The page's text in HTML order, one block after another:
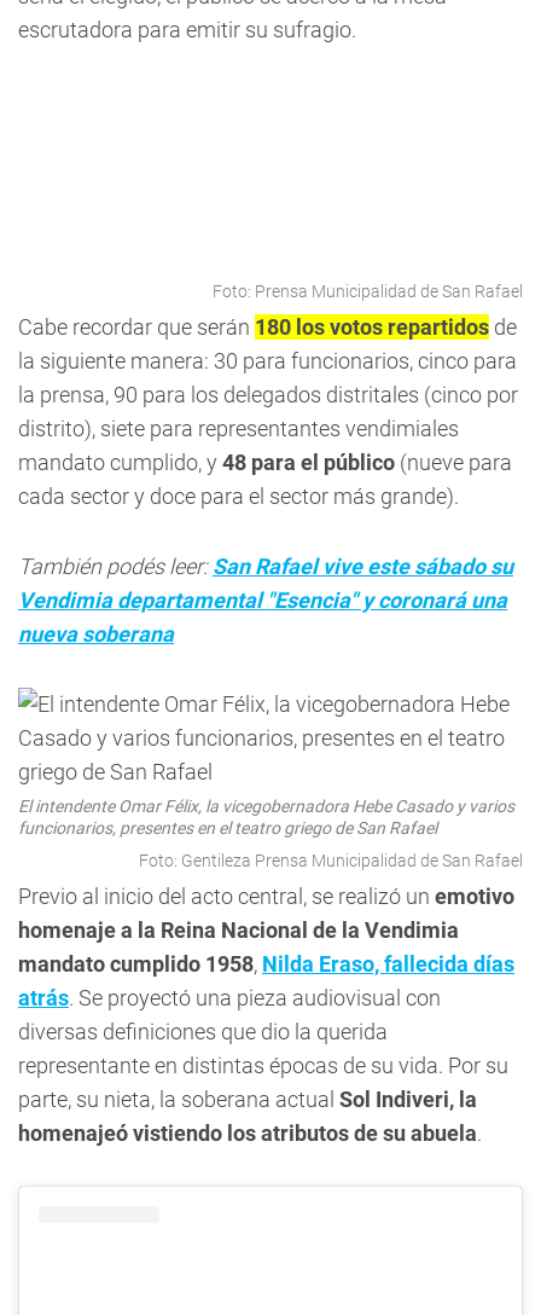
escrutadora para emitir su sufragio.
Foto: Prensa Municipalidad de San Rafael
Cabe recordar que serán 180 los votos repartidos de
la siguiente manera: 30 para funcionarios, cinco para
la prensa, 90 para los delegados distritales (cinco por
distrito), siete para representantes vendimiales
mandato cumplido, y 48 para el público (nueve para
cada sector y doce para el sector más grande).
También podés leer:San Rafael vive este sábado su
Vendimia departamental "Esencia" y coronará una
nueva soberana
El intendente Omar Félix, la vicegobernadora Hebe Casado y varios
funcionarios, presentes en el teatro griego de San Rafael
Foto: Gentileza Prensa Municipalidad de San Rafael
Previo al inicio del acto central, se realizó un emotivo
homenaje a la Reina Nacional de la Vendimia
mandato cumplido 1958, Nilda Eraso, fallecida días
atrás. Se proyectó una pieza audiovisual con
diversas definiciones que dio la querida
representante en distintas épocas de su vida. Por su
parte, su nieta, la soberana actual Sol Indiveri, la
homenajeó vistiendo los atributos de su abuela.